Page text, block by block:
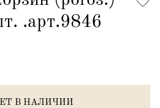
.арт.9846
В НАЛИЧИИ